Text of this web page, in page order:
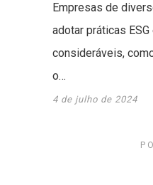
Empresas de
adotar práticas
consideráveis,
o…
4 de julho de 2024